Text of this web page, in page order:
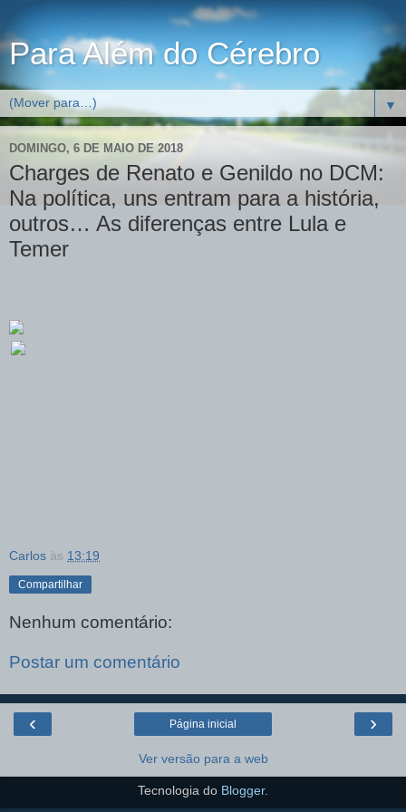
Para Além do Cérebro
▼
DOMINGO, 6 DE MAIO DE 2018
Charges de Renato e Genildo no DCM:
Na política, uns entram para a história,
outros… As diferenças entre Lula e
Temer
Carlos às 13:19
Compartilhar
Nenhum comentário:
Postar um comentário
‹ ›
Página inicial
Ver versão para a web
Tecnologia do Blogger.